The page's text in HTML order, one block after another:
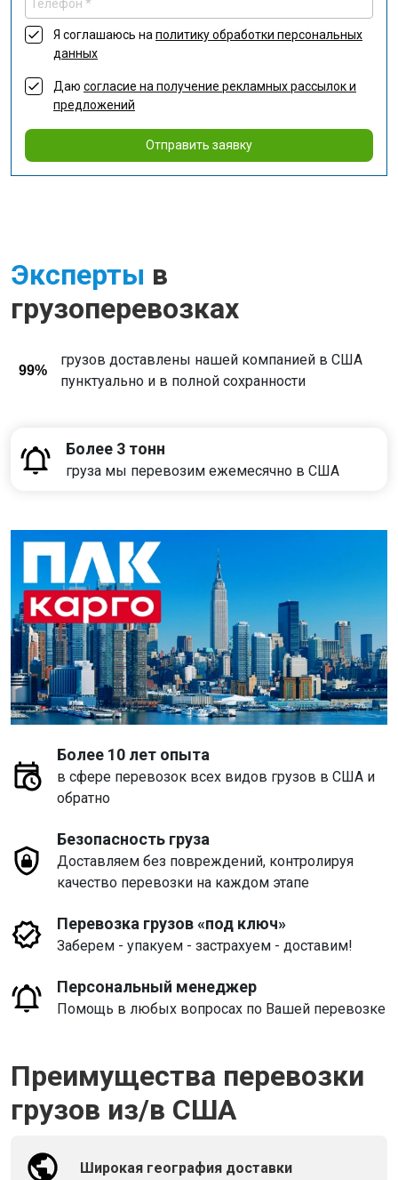
Я соглашаюсь наполитику обработки персональных
данных
Даю согласие на получение рекламных рассылок и
предложений
Отправить заявку
Эксперты в
грузоперевозках
99%
грузов доставлены нашей компанией в США
пунктуально и в полной сохранности
Более 3 тонн
груза мы перевозим ежемесячно в США
Более 10 лет опыта
в сфере перевозок всех видов грузов в США и
обратно
Безопасность груза
Доставляем без повреждений, контролируя
качество перевозки на каждом этапе
Перевозка грузов «под ключ»
Заберем - упакуем - застрахуем - доставим!
Персональный менеджер
Помощь в любых вопросах по Вашей перевозке
Преимущества перевозки
грузов из/в США
Широкая география доставки